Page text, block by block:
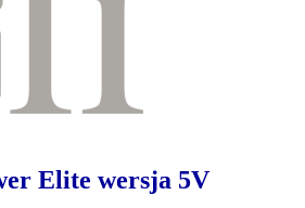
Elite wersja 5V